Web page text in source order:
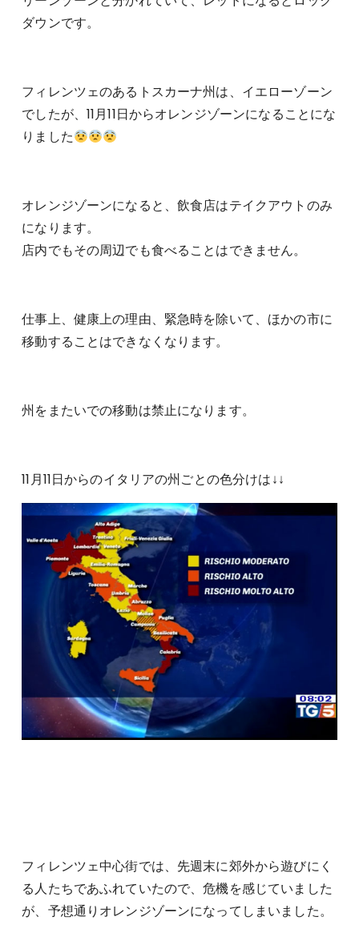
ダウンです。
フィレンツェのあるトスカーナ州は、イエローゾーン
でしたが、11月11日からオレンジゾーンになることにな
りました
オレンジゾーンになると、飲食店はテイクアウトのみ
になります。
店内でもその周辺でも食べることはできません。
仕事上、健康上の理由、緊急時を除いて、ほかの市に
移動することはできなくなります。
州をまたいでの移動は禁止になります。
11月11日からのイタリアの州ごとの色分けは↓↓
フィレンツェ中心街では、先週末に郊外から遊びにく
る人たちであふれていたので、危機を感じていました
が、予想通りオレンジゾーンになってしまいました。